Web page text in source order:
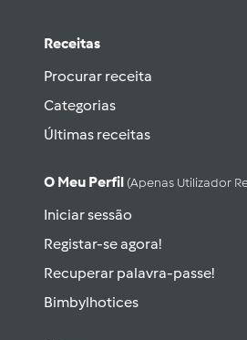
Receitas
Procurar receita
Categorias
Últimas receitas
O Meu Perfil (apenas Utilizador
Iniciar sessão
Registar-se agora!
Recuperar palavra-passe!
Bimbylhotices